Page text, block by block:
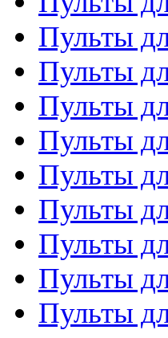
Пульты
Пульты
Пульты
Пульты
Пульты
Пульты
Пульты
Пульты
Пульты